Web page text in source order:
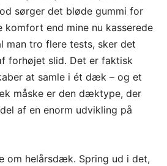
sørger det bløde gummi for
komfort end mine nu kasserede
man tro flere tests, sker det
forhøjet slid. Det er faktisk
at samle i ét dæk – og et
måske er den dæktype, der
af en enorm udvikling på
om helårsdæk. Spring ud i det,